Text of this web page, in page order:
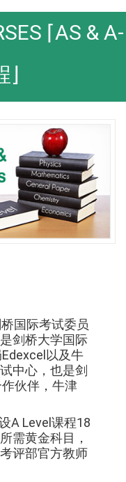
⌈AS & A-
⌋
国际考试委员
剑桥大学国际
以及牛
中心，也是剑
伙伴，牛津
A Level课程18
需黄金科目，
评部官方教师